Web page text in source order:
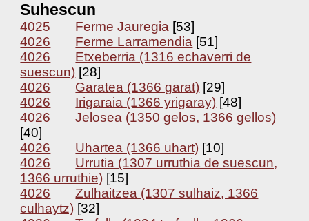
Suhescun
4025 Ferme Jauregia [53]
4026
Ferme Larramendia [51]
4026
Etxeberria (1316 echaverri de
suescun) [28]
4026
Garatea (1366 garat) [29]
4026
Irigaraia (1366 yrigaray) [48]
4026
Jelosea (1350 gelos, 1366 gellos)
[40]
4026
Uhartea (1366 uhart) [10]
4026
Urrutia (1307 urruthia de suescun,
1366 urruthie) [15]
4026
Zulhaitzea (1307 sulhaiz, 1366
culhaytz) [32]